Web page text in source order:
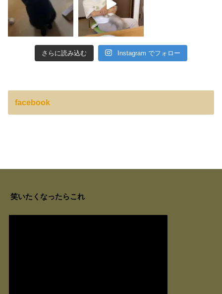
さらに読み込む Instagram でフォロー
facebook
笑いたくなったらこれ